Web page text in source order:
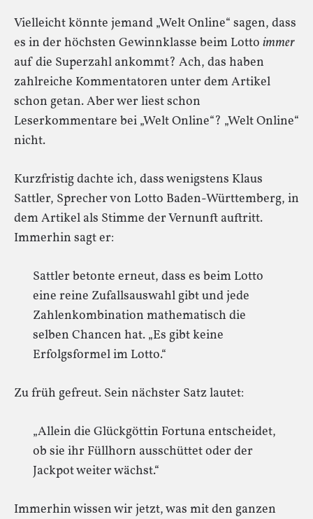
Vielleicht könnte jemand „Welt Online“ sagen, dass
es in der höchsten Gewinnklasse beim Lotto immer
auf die Superzahl ankommt? Ach, das haben
zahlreiche Kommentatoren unter dem Artikel
schon getan. Aber wer liest schon
Leserkommentare bei „Welt Online“? „Welt Online“
nicht.
Kurzfristig dachte ich, dass wenigstens Klaus
Sattler, Sprecher von Lotto Baden-Württemberg, in
dem Artikel als Stimme der Vernunft auftritt.
Immerhin sagt er:
Sattler betonte erneut, dass es beim Lotto
eine reine Zufallsauswahl gibt und jede
Zahlenkombination mathematisch die
selben Chancen hat. „Es gibt keine
Erfolgsformel im Lotto.“
Zu früh gefreut. Sein nächster Satz lautet:
„Allein die Glückgöttin Fortuna entscheidet,
ob sie ihr Füllhorn ausschüttet oder der
Jackpot weiter wächst.“
Immerhin wissen wir jetzt, was mit den ganzen